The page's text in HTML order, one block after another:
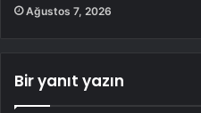
Ağustos 7, 2026
Bir yanıt yazın